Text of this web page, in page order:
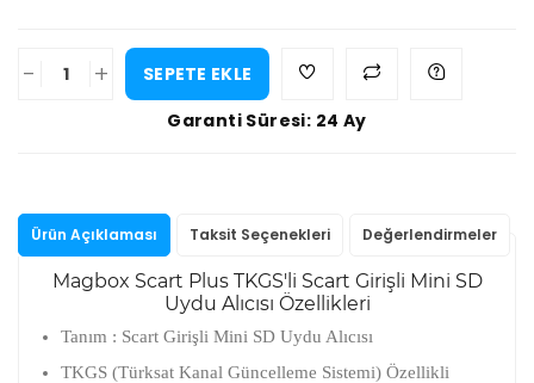
- +
SEPETE EKLE
Garanti Süresi: 24 Ay
Ürün Açıklaması Taksit Seçenekleri Değerlendirmeler
Magbox Scart Plus TKGS'li Scart Girişli Mini SD
Uydu Alıcısı Özellikleri
Tanım : Scart Girişli Mini SD Uydu Alıcısı
TKGS (Türksat Kanal Güncelleme Sistemi) Özellikli